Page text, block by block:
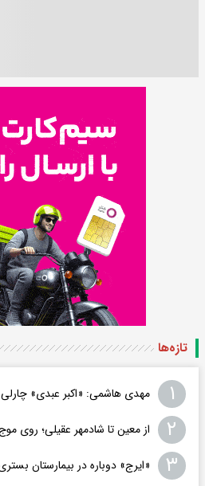
تازه‌ها
۱ مهدی هاشمی: «اکبر عبدی» چارلی
۲ از معین تا شادمهر عقیلی؛ روی
۳ «ایرج» دوباره در بیمارستان